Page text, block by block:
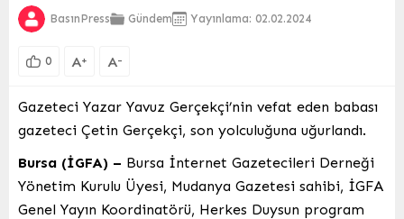
BasınPress Gündem Yayınlama: 02.02.2024
0 A+ A-
Gazeteci Yazar Yavuz Gerçekçi’nin vefat eden babası
gazeteci Çetin Gerçekçi, son yolculuğuna uğurlandı.
Bursa (İGFA) – Bursa İnternet Gazetecileri Derneği
Yönetim Kurulu Üyesi, Mudanya Gazetesi sahibi, İGFA
Genel Yayın Koordinatörü, Herkes Duysun program